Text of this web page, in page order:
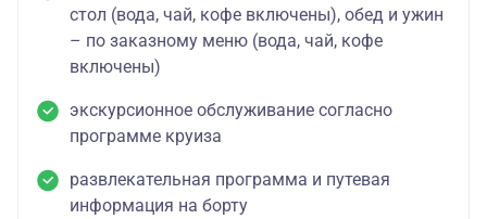
стол (вода, чай, кофе включены), обед и ужин
– по заказному меню (вода, чай, кофе
включены)
экскурсионное обслуживание согласно
программе круиза
развлекательная программа и путевая
информация на борту